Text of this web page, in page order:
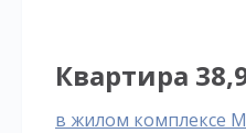
Квартира
в жилом комплексе